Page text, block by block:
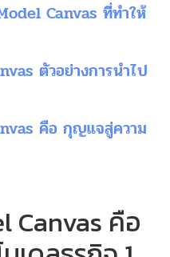
Canvas ที่ทำให้
ตัวอย่างการนำไป
คือ กุญแจสู่ความ
Canvas คือ